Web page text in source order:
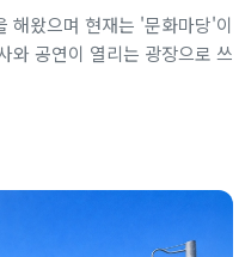
해왔으며 현재는 '문화마당'이
와 공연이 열리는 광장으로 쓰